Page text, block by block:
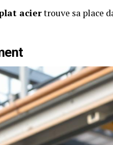
aciertrouve sa place